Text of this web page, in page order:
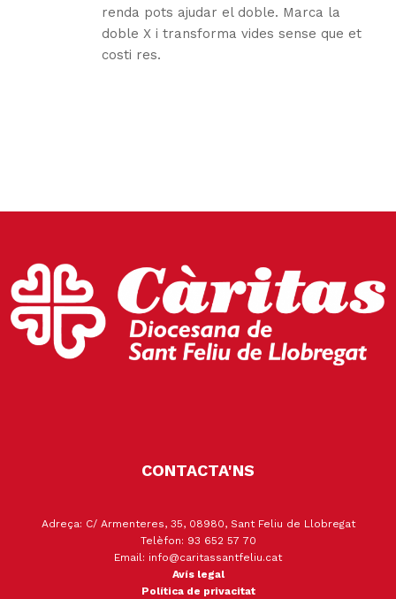
renda pots ajudar el doble. Marca la
doble X i transforma vides sense que et
costi res.
CONTACTA'NS
Adreça: C/ Armenteres, 35, 08980, Sant Feliu de Llobregat
Telèfon: 93 652 57 70
Email: info@caritassantfeliu.cat
Avís legal
Política de privacitat